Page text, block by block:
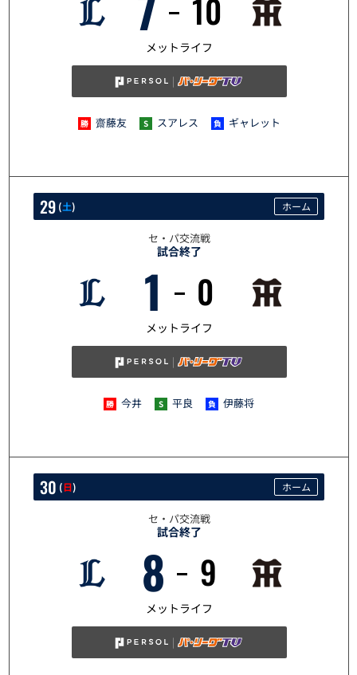
10
メットライフ
齋藤友 スアレス ギャレット
29 (土) ホーム
セ・パ交流戦
試合終了
1 0
メットライフ
今井 平良 伊藤将
30 (日) ホーム
セ・パ交流戦
試合終了
8 9
メットライフ